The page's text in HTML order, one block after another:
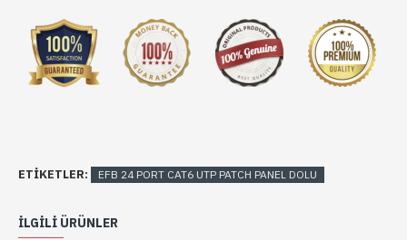
ETIKETLER: EFB 24 PORT CAT6 UTP PATCH PANEL DOLU
ILGILI ÜRÜNLER